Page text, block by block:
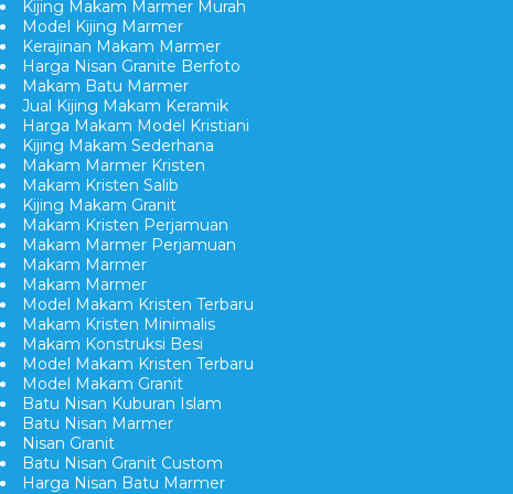
Kijing Makam Marmer Murah
Model Kijing Marmer
Kerajinan Makam Marmer
Harga Nisan Granite Berfoto
Makam Batu Marmer
Jual Kijing Makam Keramik
Harga Makam Model Kristiani
Kijing Makam Sederhana
Makam Marmer Kristen
Makam Kristen Salib
Kijing Makam Granit
Makam Kristen Perjamuan
Makam Marmer Perjamuan
Makam Marmer
Makam Marmer
Model Makam Kristen Terbaru
Makam Kristen Minimalis
Makam Konstruksi Besi
Model Makam Kristen Terbaru
Model Makam Granit
Batu Nisan Kuburan Islam
Batu Nisan Marmer
Nisan Granit
Batu Nisan Granit Custom
Harga Nisan Batu Marmer